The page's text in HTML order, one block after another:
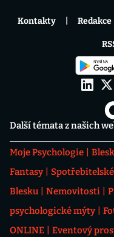
Další témata z našich
Moje Psychologie
Fantasy
Blesku
Nemovitosti
psychologické mýty
ONLINE
Eventový
Kontakty Redakce